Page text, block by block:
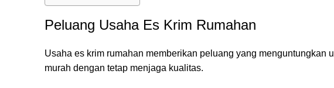
Peluang Usaha Es Krim Rumahan
Usaha es krim rumahan memberikan peluang yang
murah dengan tetap menjaga kualitas.